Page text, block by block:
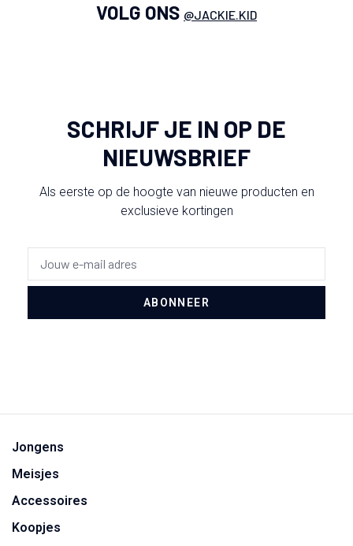
VOLG ONS @JACKIE.KID
SCHRIJF JE IN OP DE
NIEUWSBRIEF
Als eerste op de hoogte van nieuwe producten en
exclusieve kortingen
ABONNEER
Jongens
Meisjes
Accessoires
Koopjes